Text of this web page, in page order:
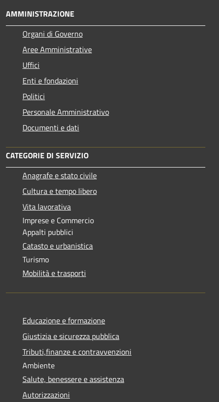
AMMINISTRAZIONE
Organi di Governo
Aree Amministrative
Uffici
Enti e fondazioni
Politici
Personale Amministrativo
Documenti e dati
CATEGORIE DI SERVIZIO
Anagrafe e stato civile
Cultura e tempo libero
Vita lavorativa
Imprese e Commercio
Appalti pubblici
Catasto e urbanistica
Turismo
Mobilità e trasporti
Educazione e formazione
Giustizia e sicurezza pubblica
Tributi,finanze e contravvenzioni
Ambiente
Salute, benessere e assistenza
Autorizzazioni